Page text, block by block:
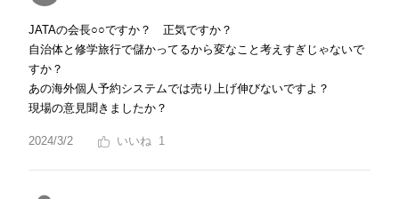
JATAの会長○○ですか？ 正気ですか？
自治体と修学旅行で儲かってるから変なこと考えすぎじゃないで
すか？
あの海外個人予約システムでは売り上げ伸びないですよ？
現場の意見聞きましたか？
2024/3/2 1